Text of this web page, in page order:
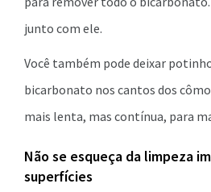
junto com ele.
Você também pode deixar
bicarbonato nos cantos dos
mais lenta, mas contínua, para
Não se esqueça da limpeza
superfícies